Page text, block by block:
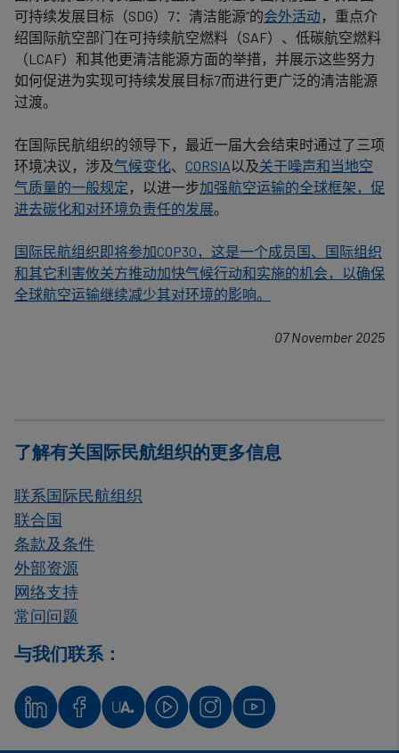
可持续发展目标（SDG） 7： 清洁能源”的会外活动 ，重点介
绍国际航空部门在可持续航空燃料（SAF）、低碳航空燃料
（LCAF）和其他更清洁能源方面的举措，并展示这些努力
如何促进为实现可持续发展目标7而进行更广泛的清洁能源
过渡。
在国际民航组织的领导下 ，最近一届大会结束时通过了三项
环境决议，涉及气候变化、 CORSIA以及关于噪声和当地空
气质量的一般规定 ，以进一步加强航空运输的全球框架，促
进去碳化和对环境负责任的发展。
国际民航组织即将参加COP30 ，这是一个成员国、国际组织
和其它利害攸关方推动加快气候行动和实施的机会，以确保
全球航空运输继续减少其对环境的影响。
07 November 2025
了解有关国际民航组织的更多信息
联系国际民航组织
联合国
条款及条件
外部资源
网络支持
常问问题
与我们联系：